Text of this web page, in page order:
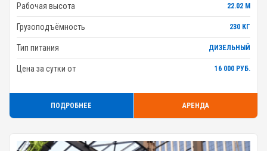
Рабочая высота 22.02 М
Грузоподъёмность 230 КГ
Тип питания ДИЗЕЛЬНЫЙ
Цена за сутки от 16 000 РУБ.
ПОДРОБНЕЕ АРЕНДА